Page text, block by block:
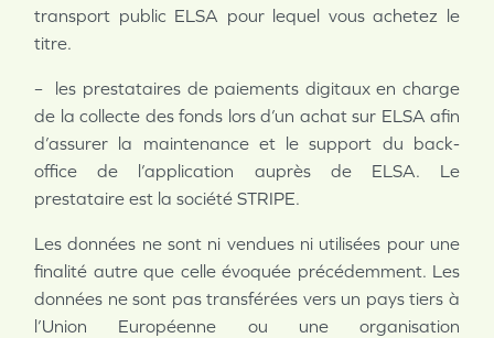
transport public ELSA pour lequel vous achetez le
titre.
– les prestataires de paiements digitaux en charge
de la collecte des fonds lors d’un achat sur ELSA afin
d’assurer la maintenance et le support du back-
office de l’application auprès de ELSA. Le
prestataire est la société STRIPE.
Les données ne sont ni vendues ni utilisées pour une
finalité autre que celle évoquée précédemment. Les
données ne sont pas transférées vers un pays tiers à
l’Union Européenne ou une organisation